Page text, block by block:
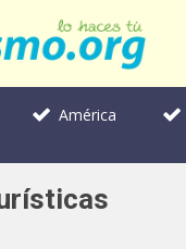
América